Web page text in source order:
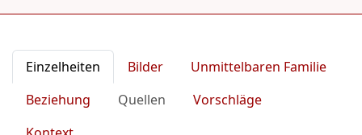
Einzelheiten Bilder
Unmittelbaren Familie
Beziehung
Quellen
Vorschläge